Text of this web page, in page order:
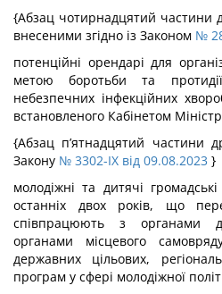
{Абзац чотирнадцятий частини
внесеними згідно із Законом №
потенційні орендарі для
метою боротьби та
небезпечних інфекційних
встановленого Кабінетом
{Абзац п’ятнадцятий частини
Закону № 3302-IX від 09.08.2023 }
молодіжні та дитячі
останніх двох років, що
співпрацюють з органами
органами місцевого
державних цільових,
програм у сфері молодіжної